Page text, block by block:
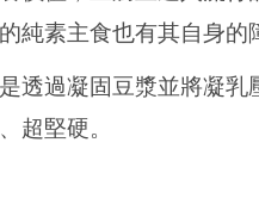
純素主食也有其自身的
透過凝固豆漿並將凝
超堅硬。